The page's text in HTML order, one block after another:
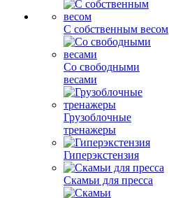
С собственным весом
Со свободными
весами
Грузоблочные
тренажеры
Гиперэкстензия
Скамьи для пресса